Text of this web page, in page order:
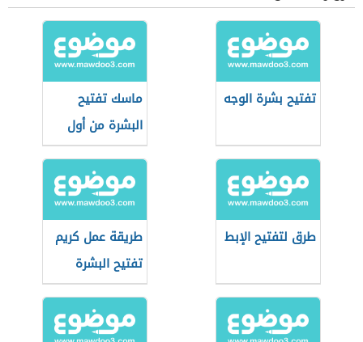
تفتيح بشرة الوجه
ماسك تفتيح
البشرة من أول
مرة
طرق لتفتيح الإبط
طريقة عمل كريم
تفتيح البشرة
بالمنزل